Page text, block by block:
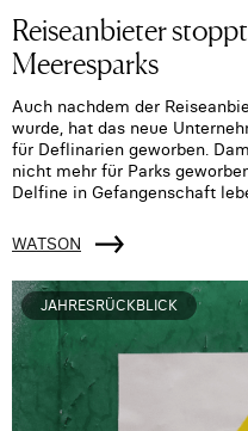
Reiseanbieter
Meeresparks
Auch nachdem der
wurde, hat das neue
für Deflinarien geworben.
nicht mehr für Parks
Delfine in Gefangenschaft
WATSON
JAHRESRÜCKBLICK